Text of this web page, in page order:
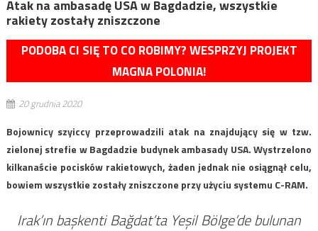
Atak na ambasadę USA w Bagdadzie, wszystkie
rakiety zostały zniszczone
PODOBA CI SIĘ TO CO ROBIMY? WESPRZYJ PROJEKT
MAGNA POLONIA!
20 grudnia 2020
Bojownicy szyiccy przeprowadzili atak na znajdujący się w tzw.
zielonej strefie w Bagdadzie budynek ambasady USA. Wystrzelono
kilkanaście pocisków rakietowych, żaden jednak nie osiągnął celu,
bowiem wszystkie zostały zniszczone przy użyciu systemu C-RAM.
Irak’ın başkenti Bağdat’ta Yeşil Bölge’de bulunan